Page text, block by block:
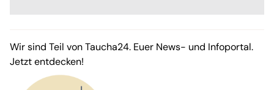
Wir sind Teil von Taucha24. Euer News- und Infoportal.
Jetzt entdecken!